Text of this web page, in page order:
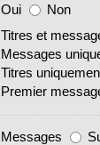
Oui
Non
Titres et
Messages
Titres
Premier
Messages